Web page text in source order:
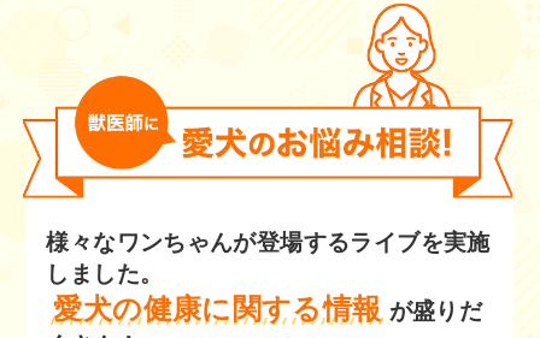
様々なワンちゃんが登場するライブを実施
しました。
愛犬の健康に関する情報 が盛りだ